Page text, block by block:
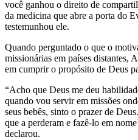
você ganhou o direito de
da medicina que abre a porta do
testemunhou ele.
Quando perguntado o que o
missionárias em países distantes,
em cumprir o propósito de Deus
“Acho que Deus me deu
quando vou servir em missões
seus bebês, sinto o prazer de
que a perderam e fazê-lo em
declarou.